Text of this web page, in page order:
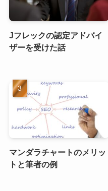
Jフレックの認定アドバイ
ザーを受けた話
マンダラチャートのメリッ
トと筆者の例